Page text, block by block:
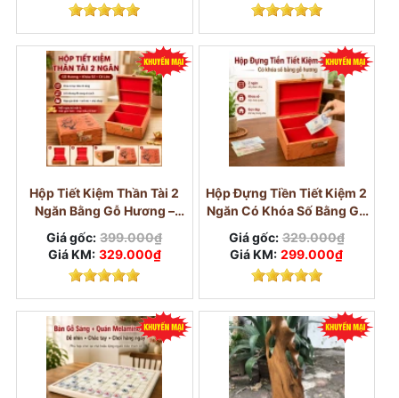
Hộp Tiết Kiệm Thần Tài 2
Ngăn Bằng Gỗ Hương –
Khóa Số Cỡ Lớn
Giá gốc: 399.000₫
Giá KM: 329.000₫
Hộp Đựng Tiền Tiết Kiệm 2
Ngăn Có Khóa Số Bằng Gỗ
Hương
Giá gốc: 329.000₫
Giá KM: 299.000₫